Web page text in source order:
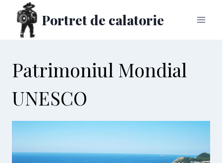
content
Portret de calatorie
Patrimoniul Mondial
UNESCO